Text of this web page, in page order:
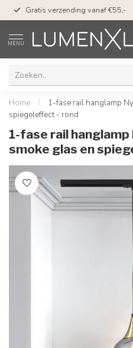
Gratis verzending vanaf €55,-
MENU
Home /
1-fase rail hanglamp
spiegeleffect - rond
1-fase rail
smoke glas en